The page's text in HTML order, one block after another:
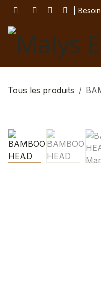
Se rendre au contenu
|
Tous les produits